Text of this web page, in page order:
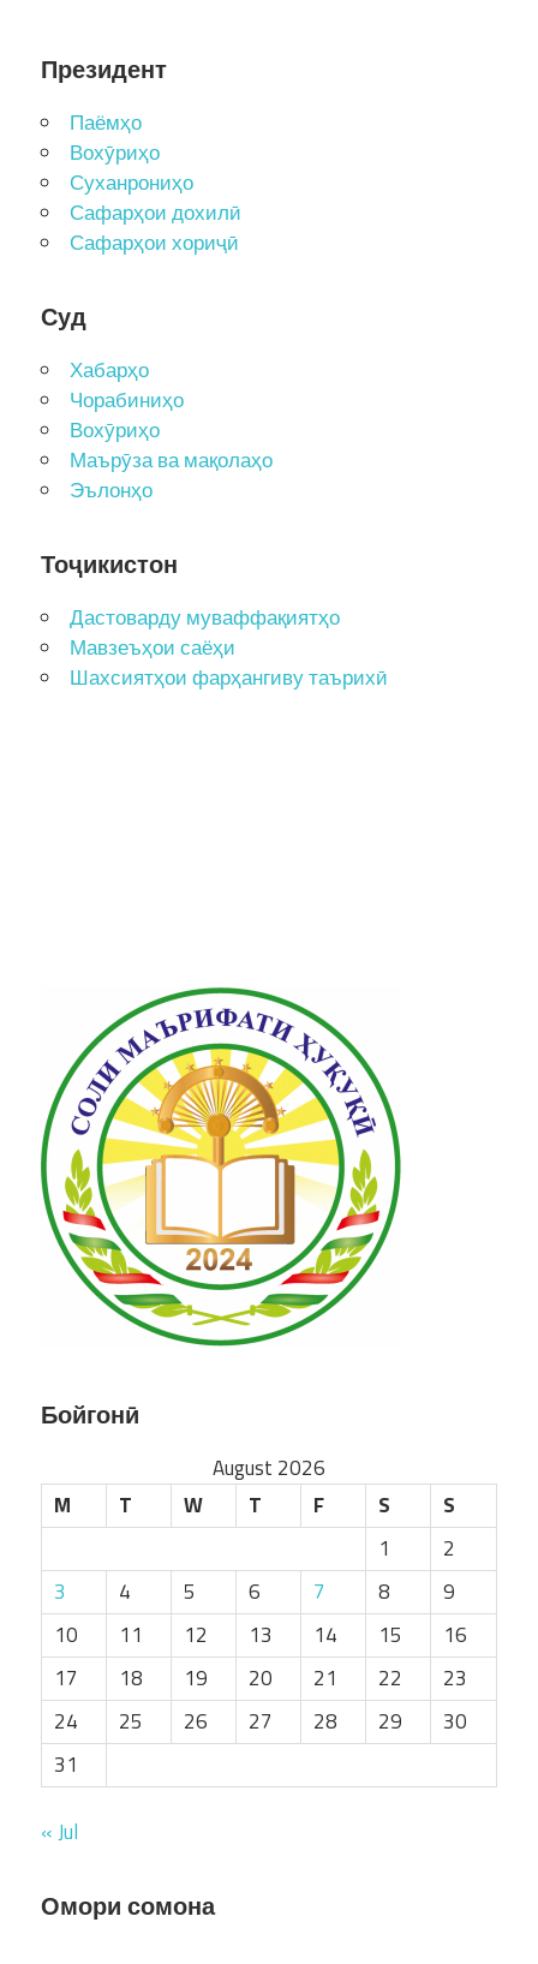
Президент
Паёмҳо
Вохӯриҳо
Суханрониҳо
Сафарҳои дохилӣ
Сафарҳои хориҷӣ
Суд
Хабарҳо
Чорабиниҳо
Вохӯриҳо
Маърӯза ва мақолаҳо
Эълонҳо
Тоҷикистон
Дастоварду муваффақиятҳо
Мавзеъҳои саёҳи
Шахсиятҳои фарҳангиву таърихӣ
Бойгонӣ
August 2026
M
T W T F S
S
1
2
3
4 5 6 7 8
9
10
11 12 13 14 15
16
17
18 19 20 21 22
23
24
25 26 27 28 29
30
31
« Jul
Омори сомона